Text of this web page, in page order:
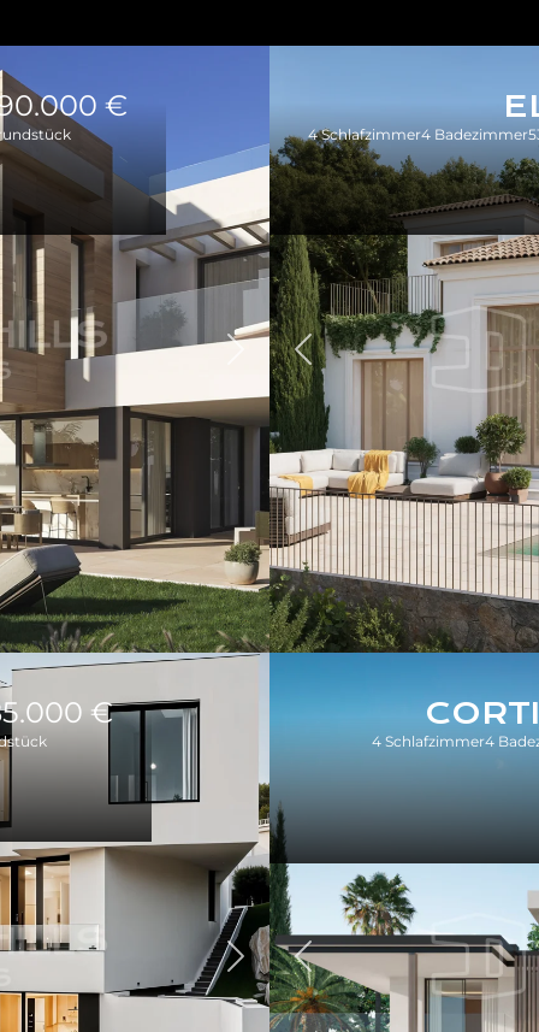
€
Weiter
4 Schlafzimmer4 Badezimmer
Zurück
€
Weiter
4 Schlafzimmer4
Zurück